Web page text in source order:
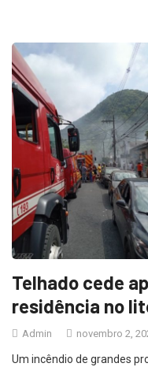
Telhado cede
residência no
Admin novembro 2,
Um incêndio de grandes